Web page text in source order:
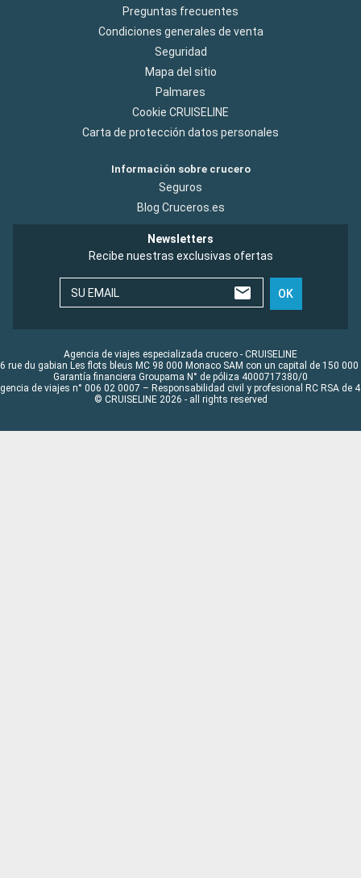
Preguntas frecuentes
Condiciones generales de venta
Seguridad
Mapa del sitio
Palmares
Cookie CRUISELINE
Carta de protección datos personales
Información sobre crucero
Seguros
Blog Cruceros.es
Newsletters
Recibe nuestras exclusivas ofertas
SU EMAIL OK
Agencia de viajes especializada crucero - CRUISELINE
rue du gabian Les flots bleus MC 98 000 Monaco SAM con un capital de 150 000
Garantía financiera Groupama N° de póliza 4000717380/0
de viajes n° 006 02 0007 – Responsabilidad civil y profesional RC RSA de
© CRUISELINE 2026 - all rights reserved